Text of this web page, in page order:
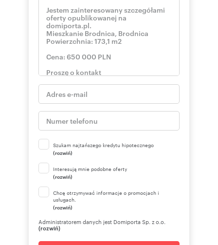
Szukam najtańszego kredytu hipotecznego
(rozwiń)
Interesują mnie podobne oferty
(rozwiń)
Chcę otrzymywać informacje o promocjach i
usługach.
(rozwiń)
Administratorem danych jest Domiporta Sp. z o.o.
(rozwiń)